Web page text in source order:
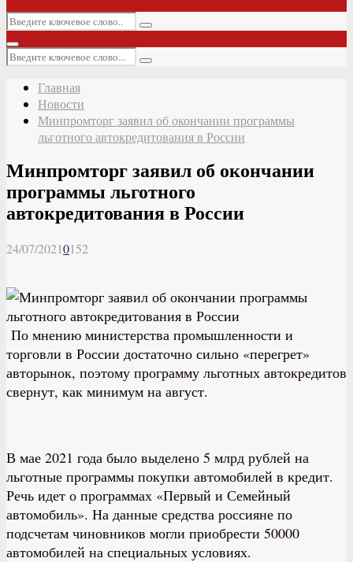
Искать:
Поиск
Основное
меню
Искать:
Поиск
Главная
Новости
Минпромторг заявил об окончании программы
льготного автокредитования в России
Минпромторг заявил об окончании
программы льготного
автокредитования в России
24/07/20210152
По мнению министерства промышленности и
торговли в России достаточно сильно «перегрет»
авторынок, поэтому программу льготных автокредитов
свернут, как минимум на август.
В мае 2021 года было выделено 5 млрд рублей на
льготные программы покупки автомобилей в кредит.
Речь идет о программах «Первый и Семейный
автомобиль». На данные средства россияне по
подсчетам чиновников могли приобрести 50000
автомобилей на специальных условиях.